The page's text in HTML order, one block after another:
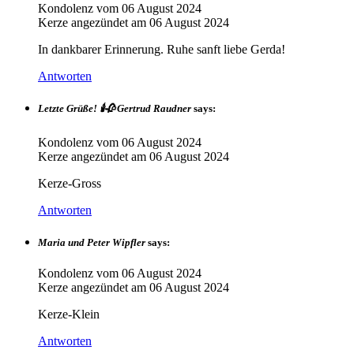
Kondolenz vom 06 August 2024
Kerze angezündet am 06 August 2024
In dankbarer Erinnerung. Ruhe sanft liebe Gerda!
Antworten
Letzte Grüße! 🕯🥀 Gertrud Raudner says:
Kondolenz vom 06 August 2024
Kerze angezündet am 06 August 2024
Kerze-Gross
Antworten
Maria und Peter Wipfler says:
Kondolenz vom 06 August 2024
Kerze angezündet am 06 August 2024
Kerze-Klein
Antworten